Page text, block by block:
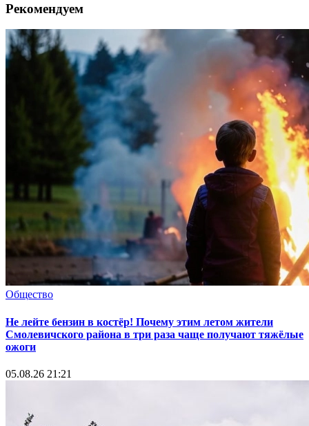
Рекомендуем
Общество
Не лейте бензин в костёр! Почему этим летом жители
Смолевичского района в три раза чаще получают тяжёлые
ожоги
05.08.26 21:21